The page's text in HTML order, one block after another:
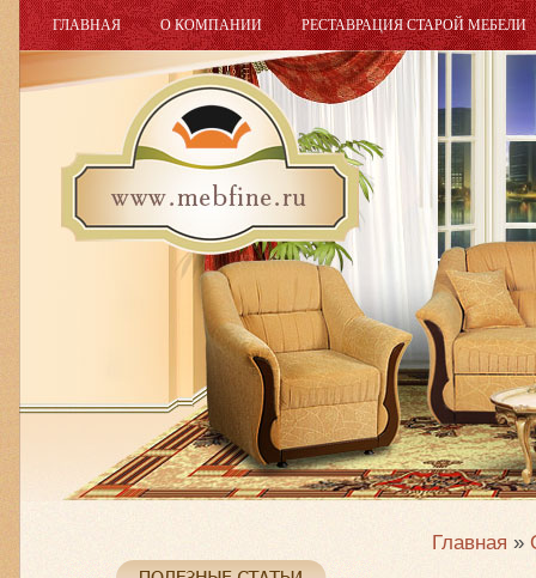
ГЛАВНАЯ О КОМПАНИИ РЕСТАВРАЦИЯ СТАРОЙ МЕБЕЛИ
Главная »